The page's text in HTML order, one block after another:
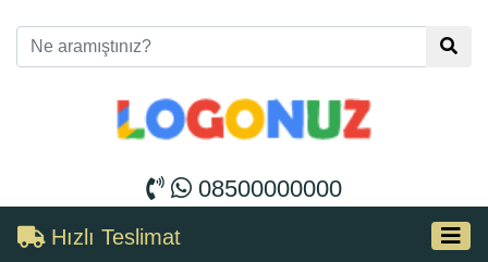
08500000000
Hızlı Teslimat